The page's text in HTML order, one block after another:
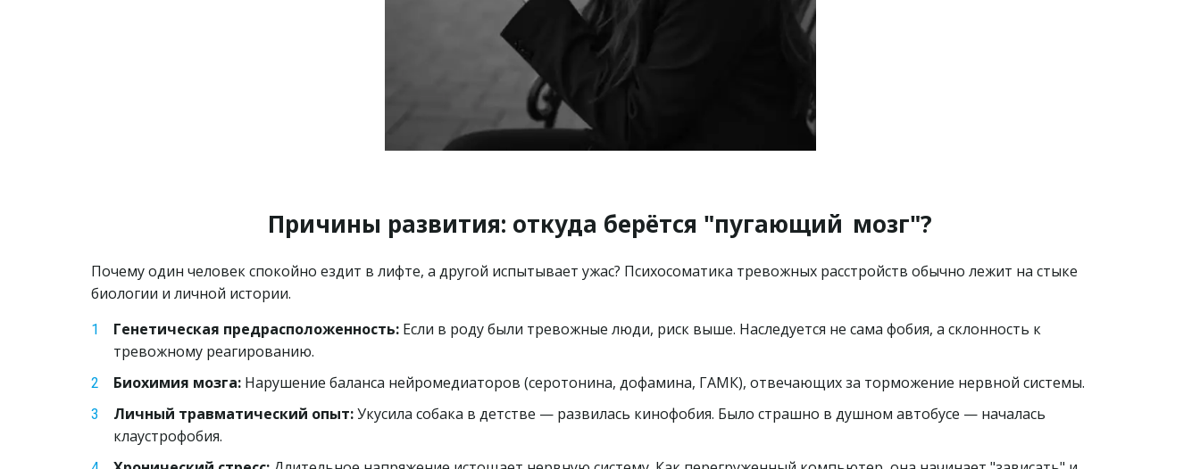
Причины развития: откуда берётся "пугающий мозг"?
Почему один человек спокойно ездит в лифте, а другой испытывает ужас? Психосоматика тревожных расстройств обычно лежит на стыке
биологии и личной истории.
Генетическая предрасположенность: Если в роду были тревожные люди, риск выше. Наследуется не сама фобия, а склонность к
тревожному реагированию.
Биохимия мозга: Нарушение баланса нейромедиаторов (серотонина, дофамина, ГАМК), отвечающих за торможение нервной системы.
Личный травматический опыт: Укусила собака в детстве — развилась кинофобия. Было страшно в душном автобусе — началась
клаустрофобия.